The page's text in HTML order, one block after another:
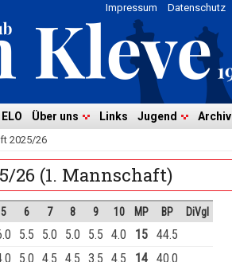
Datenschutz
Impressum
Über uns Links Jugend Archiv
2025/26
26 (1. Mannschaft)
5 6 7 8 9 10 MP BP DiVgl
5.5 5.0 5.0 5.5 4.0 15 44.5
5.0 4.5 4.5 3.5 4.5 14 40.0